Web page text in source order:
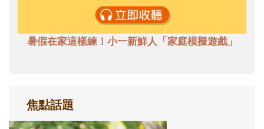
暑假在家這樣練！小一新鮮人「家庭模擬遊戲」
焦點話題